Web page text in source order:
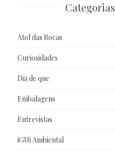
Categorias
Atol das Rocas
Curiosidades
Dia de que
Embalagens
Entrevistas
iGUi Ambiental